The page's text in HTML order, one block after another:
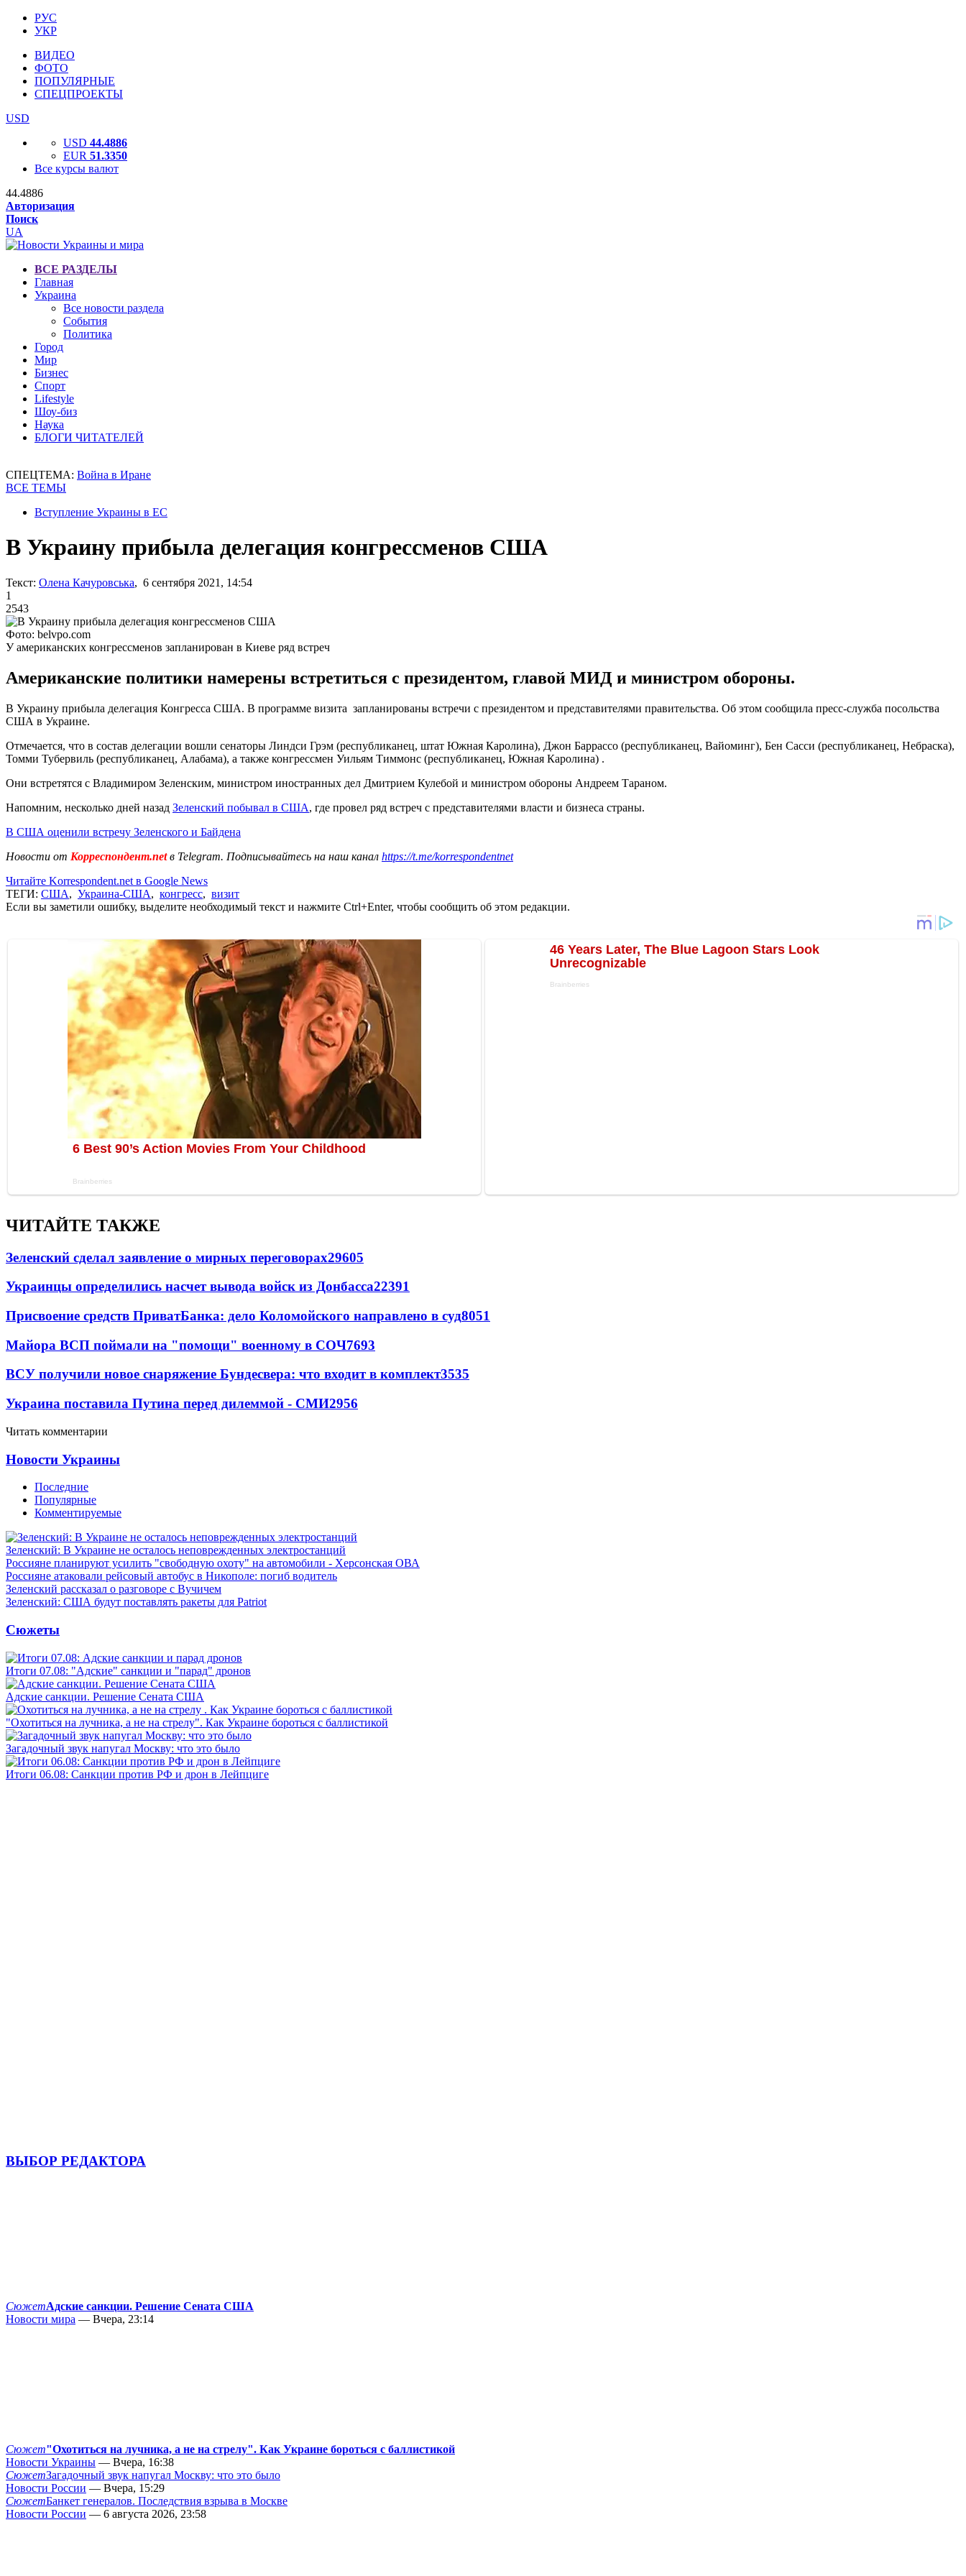
РУС
УКР
ВИДЕО
ФОТО
ПОПУЛЯРНЫЕ
СПЕЦПРОЕКТЫ
USD
USD 44.4886
EUR 51.3350
Все курсы валют
44.4886
Авторизация
Поиск
UA
ВСЕ РАЗДЕЛЫ
Главная
Украина
Все новости раздела
События
Политика
Город
Мир
Бизнес
Спорт
Lifestyle
Шоу-биз
Наука
БЛОГИ ЧИТАТЕЛЕЙ
СПЕЦТЕМА: Война в Иране
ВСЕ ТЕМЫ
Вступление Украины в ЕС
В Украину прибыла делегация конгрессменов США
Текст: Олена Качуровська, 6 сентября 2021, 14:54
1
2543
Фото: belvpo.com
У американских конгрессменов запланирован в Киеве ряд встреч
Американские политики намерены встретиться с президентом, главой МИД и министром обороны.
В Украину прибыла делегация Конгресса США. В программе визита запланированы встречи с президентом и представителями правительства. Об этом сообщила пресс-служба посольства
США в Украине.
Отмечается, что в состав делегации вошли сенаторы Линдси Грэм (республиканец, штат Южная Каролина), Джон Баррассо (республиканец, Вайоминг), Бен Сасси (республиканец, Небраска),
Томми Тубервиль (республиканец, Алабама), а также конгрессмен Уильям Тиммонс (республиканец, Южная Каролина) .
Они встретятся с Владимиром Зеленским, министром иностранных дел Дмитрием Кулебой и министром обороны Андреем Тараном.
Напомним, несколько дней назад Зеленский побывал в США, где провел ряд встреч с представителями власти и бизнеса страны.
В США оценили встречу Зеленского и Байдена
Новости от Корреспондент.netв Telegram. Подписывайтесь на наш канал https://t.me/korrespondentnet
Читайте Korrespondent.net в Google News
ТЕГИ: США, Украина-США, конгресс, визит
Если вы заметили ошибку, выделите необходимый текст и нажмите Ctrl+Enter, чтобы сообщить об этом редакции.
ЧИТАЙТЕ ТАКЖЕ
Зеленский сделал заявление о мирных переговорах29605
Украинцы определились насчет вывода войск из Донбасса22391
Присвоение средств ПриватБанка: дело Коломойского направлено в суд8051
Майора ВСП поймали на "помощи" военному в СОЧ7693
ВСУ получили новое снаряжение Бундесвера: что входит в комплект3535
Украина поставила Путина перед дилеммой - СМИ2956
Читать комментарии
Новости Украины
Последние
Популярные
Комментируемые
Зеленский: В Украине не осталось неповрежденных электростанций
Россияне планируют усилить "свободную охоту" на автомобили - Херсонская ОВА
Россияне атаковали рейсовый автобус в Никополе: погиб водитель
Зеленский рассказал о разговоре с Вучичем
Зеленский: США будут поставлять ракеты для Patriot
Сюжеты
Итоги 07.08: "Адские" санкции и "парад" дронов
Адские санкции. Решение Сената США
"Охотиться на лучника, а не на стрелу". Как Украине бороться с баллистикой
Загадочный звук напугал Москву: что это было
Итоги 06.08: Санкции против РФ и дрон в Лейпциге
ВЫБОР РЕДАКТОРА
СюжетАдские санкции. Решение Сената США
Новости мира — Вчера, 23:14
Сюжет"Охотиться на лучника, а не на стрелу". Как Украине бороться с баллистикой
Новости Украины — Вчера, 16:38
СюжетЗагадочный звук напугал Москву: что это было
Новости России — Вчера, 15:29
СюжетБанкет генералов. Последствия взрыва в Москве
Новости России — 6 августа 2026, 23:58